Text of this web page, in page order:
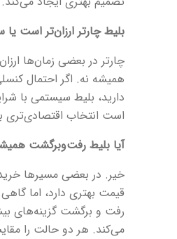
بلیط چارتر ارزان‌تر است
چارتر در بعضی زمان‌ها
همیشه نه. اگر احتمال
دارید، بلیط سیستمی با
است انتخاب اقتصادی‌تری
آیا بلیط رفت‌وبرگشت
خیر. در بعضی مسیرها
قیمت بهتری دارد، اما
رفت و برگشت گزینه‌های
می‌کند. هر دو حالت را